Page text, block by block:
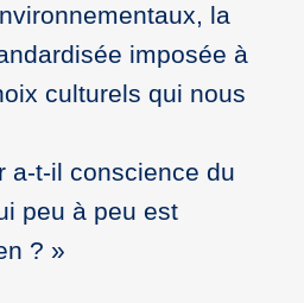
la
imposée à
culturels qui nous
a-t-il conscience du
peu à peu est
? »